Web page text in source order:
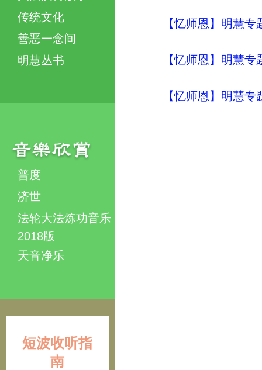
传统文化
善恶一念间
明慧丛书
普度
济世
法轮大法炼功音乐
2018版
天音净乐
短波收听指
南
【忆师恩】明慧
【忆师恩】明慧
【忆师恩】明慧